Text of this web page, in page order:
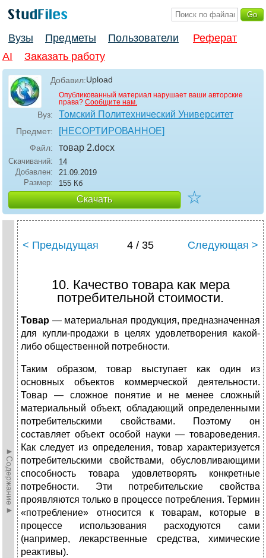
Вузы Предметы Пользователи
Реферат
AI
Заказать работу
Добавил:Upload
Опубликованный материал нарушает ваши авторские
права? Сообщите нам.
Вуз: Томский Политехнический Университет
Предмет: [НЕСОРТИРОВАННОЕ]
Файл: товар 2.docx
Скачиваний:
14
Добавлен:
21.09.2019
Размер:
155 Кб
Скачать ☆
►Содержание►
< Предыдущая 4 / 35 Следующая >
10. Качество товара как мера
потребительной стоимости.
Товар — материальная продукция, предназначенная
для купли-продажи в целях удовлетворения какой-
либо общественной потребности.
Таким образом, товар выступает как один из
основных объектов коммерческой деятельности.
Товар — сложное понятие и не менее сложный
материальный объект, обладающий определенными
потребительскими свойствами. Поэтому он
составляет объект особой науки — товароведения.
Как следует из определения, товар характеризуется
потребительскими свойствами, обусловливающими
способность товара удовлетворять конкретные
потребности. Эти потребительские свойства
проявляются только в процессе потребления. Термин
«потребление» относится к товарам, которые в
процессе использования расходуются сами
(например, лекарственные средства, химические
реактивы).